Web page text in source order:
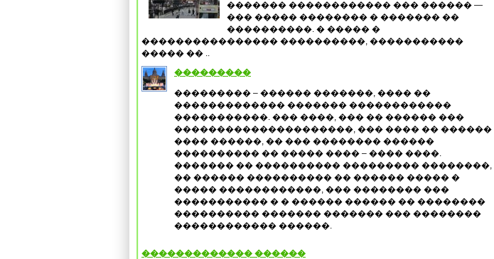
������� ������������ ��� ������ —
��� ����� �������� � ������� ��
����������. � ����� �
���������������� ����������, �����������
����� �� ..
���������
��������� – ������ �������, ���� ��
������������� ������� ������������
�����������. ��� ����, ��� �� ������ ���
���������������������, ��� ���� �� ������
���� ������, �� ��� �������� ������
���������� �� ����� ���� – ���� ����.
������� �� ���������� ��������� ��������,
�� ������ ���������� �� ������ ����� �
����� ������������, ��� �������� ���
����������� � � ������ ������ �� ��������
���������� ������� ������� ��� ��������
������������ ������.
������������� ������